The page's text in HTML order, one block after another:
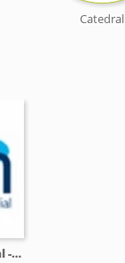
Catedral
Rádio Trans Mundial - RTM